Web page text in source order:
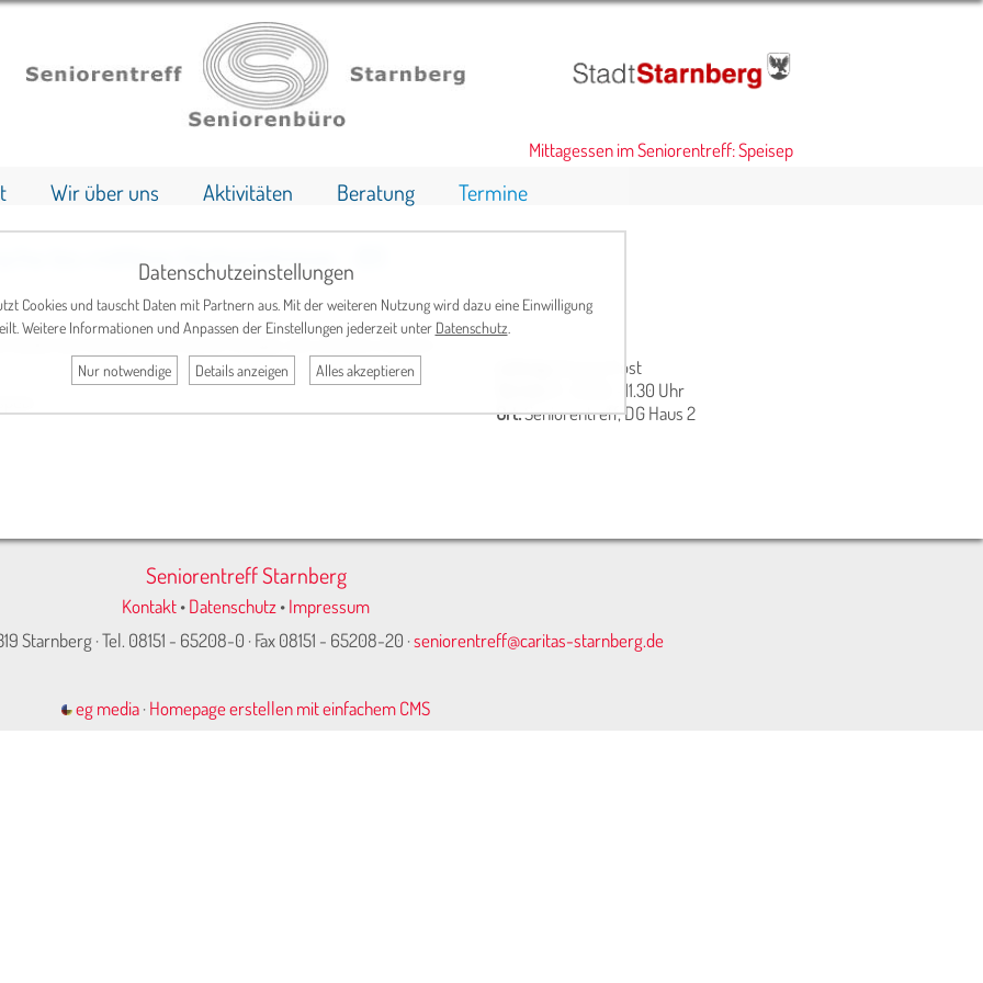
Mittagessen im Seniorentreff: Speiseplan
Wir über uns Aktivitäten Beratung Termine
bis mittlere Vorkenntnisse - B1)
den Schwerpunkt dieser Gruppe. Wir arbeiten mit dem
Dianne Frost
Fr., 10.00 - 11.30 Uhr
Ort:Seniorentreff, DG Haus 2
Seniorentreff Starnberg
Kontakt•Datenschutz•Impressum
Starnberg · Tel. 08151 - 65208-0 · Fax 08151 - 65208-20 ·seniorentreff@caritas-starnberg.de
eg media·Homepage erstellen mit einfachem CMS
Datenschutzeinstellungen
Cookies und tauscht Daten mit Partnern aus. Mit der weiteren Nutzung wird dazu eine Einwilligung
Weitere Informationen und Anpassen der Einstellungen jederzeit unter Datenschutz
Nur notwendige Details anzeigen Alles akzeptieren